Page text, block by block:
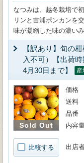
なつみは、越冬栽培で
リンと吉浦ポンカンを
味が凝縮した味の濃いみ
【訳あり】旬の
入不可）【出荷
4月30日まで】
産
Sold Out
比較する
価格
送料
品番
内容
出店